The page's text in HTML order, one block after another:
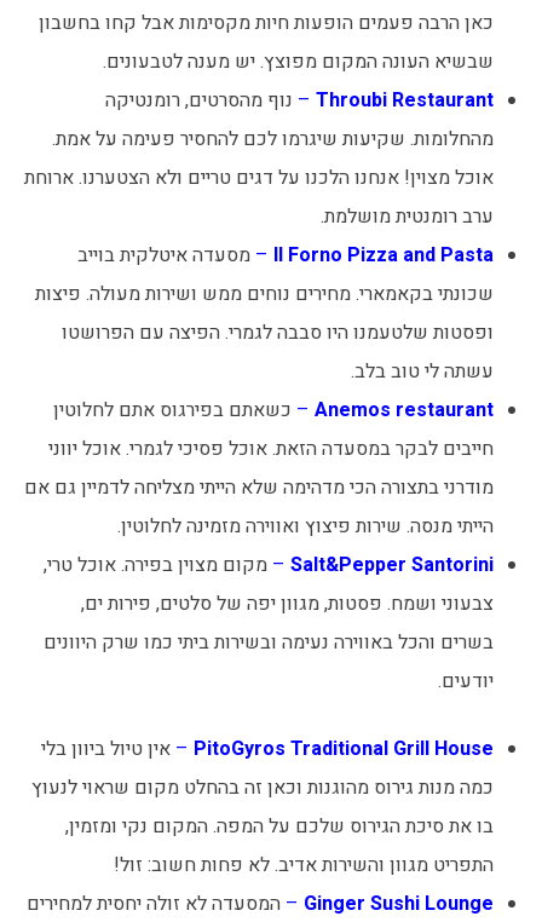
כאן הרבה פעמים הופעות חיות מקסימות אבל קחו בחשבון
שבשיא העונה המקום מפוצץ. יש מענה לטבעונים.
Throubi Restaurant
– נוף מהסרטים, רומנטיקה
מהחלומות. שקיעות שיגרמו לכם להחסיר פעימה על אמת.
אוכל מצוין! אנחנו הלכנו על דגים טריים ולא הצטערנו. ארוחת
ערב רומנטית מושלמת.
‪Il Forno Pizza and Pasta‬
– מסעדה איטלקית בוייב
שכונתי בקאמארי. מחירים נוחים ממש ושירות מעולה. פיצות
ופסטות שלטעמנו היו סבבה לגמרי. הפיצה עם הפרושטו
עשתה לי טוב בלב.
‪Anemos restaurant‬
– כשאתם בפירגוס אתם לחלוטין
חייבים לבקר במסעדה הזאת. אוכל פסיכי לגמרי. אוכל יווני
מודרני בתצורה הכי מדהימה שלא הייתי מצליחה לדמיין גם אם
הייתי מנסה. שירות פיצוץ ואווירה מזמינה לחלוטין.
Salt&Pepper Santorini
– מקום מצוין בפירה. אוכל טרי,
צבעוני ושמח. פסטות, מגוון יפה של סלטים, פירות ים,
בשרים והכל באווירה נעימה ובשירות ביתי כמו שרק היוונים
יודעים.
PitoGyros Traditional Grill House
– אין טיול ביוון בלי
כמה מנות גירוס מהוגנות וכאן זה בהחלט מקום שראוי לנעוץ
בו את סיכת הגירוס שלכם על המפה. המקום נקי ומזמין,
התפריט מגוון והשירות אדיב. לא פחות חשוב: זול!
Ginger Sushi Lounge
– המסעדה לא זולה יחסית למחירים